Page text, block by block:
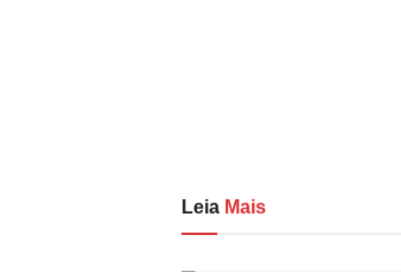
Leia Mais